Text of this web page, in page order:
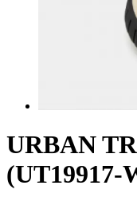
URBAN
(UT19917-